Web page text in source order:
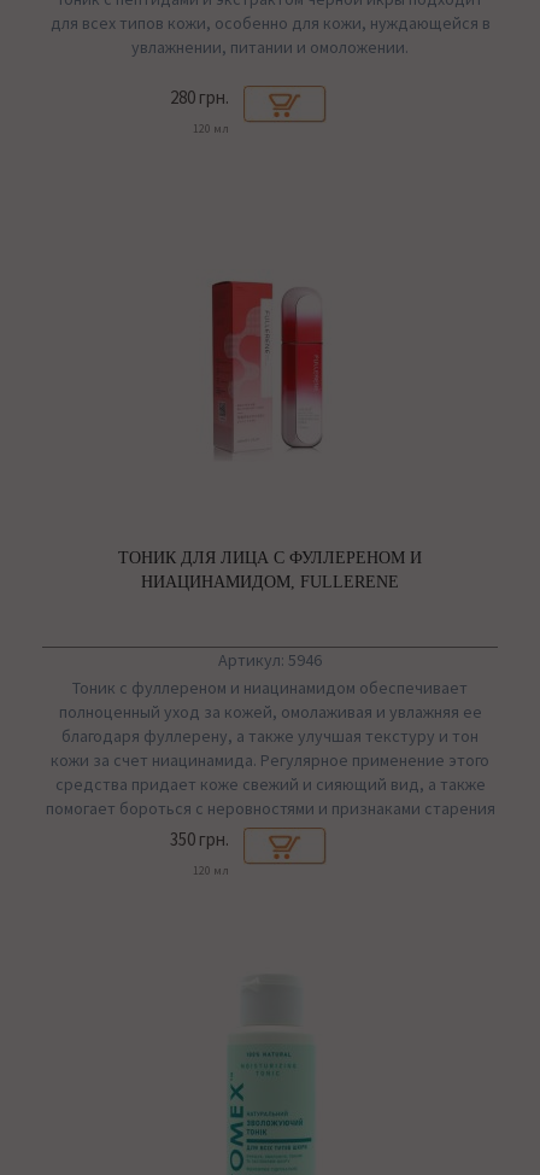
для всех типов кожи, особенно для кожи, нуждающейся в
увлажнении, питании и омоложении.
280 грн.
120 мл
ТОНИК ДЛЯ ЛИЦА С ФУЛЛЕРЕНОМ И
НИАЦИНАМИДОМ, FULLERENE
Артикул: 5946
Тоник с фуллереном и ниацинамидом обеспечивает
полноценный уход за кожей, омолаживая и увлажняя ее
благодаря фуллерену, а также улучшая текстуру и тон
кожи за счет ниацинамида. Регулярное применение этого
средства придает коже свежий и сияющий вид, а также
помогает бороться с неровностями и признаками старения
350 грн.
120 мл